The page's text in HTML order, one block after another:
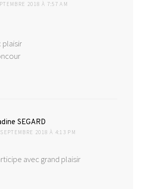
2018 À 7:57 AM
plaisir
SEGARD
2018 À 4:13 PM
avec grand plaisir